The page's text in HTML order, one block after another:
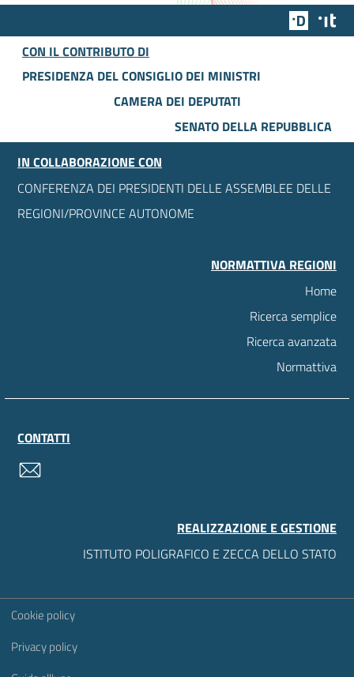
Team
CON IL CONTRIBUTO DI
PRESIDENZA DEL CONSIGLIO DEI MINISTRI
CAMERA DEI DEPUTATI
SENATO DELLA REPUBBLICA
IN COLLABORAZIONE CON
CONFERENZA DEI PRESIDENTI DELLE ASSEMBLEE DELLE
REGIONI/PROVINCE AUTONOME
NORMATTIVA REGIONI
Home
Ricerca semplice
Ricerca avanzata
Normattiva
CONTATTI
REALIZZAZIONE E GESTIONE
ISTITUTO POLIGRAFICO E ZECCA DELLO STATO
Sezione Link Utili
Cookie policy
Privacy policy